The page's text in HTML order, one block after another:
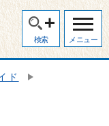
検索 メニュー
ド